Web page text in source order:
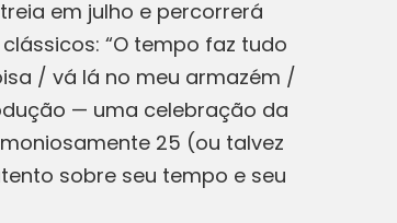
em julho e percorrerá
“O tempo faz tudo
/ vá lá no meu armazém /
— uma celebração da
25 (ou talvez
sobre seu tempo e seu